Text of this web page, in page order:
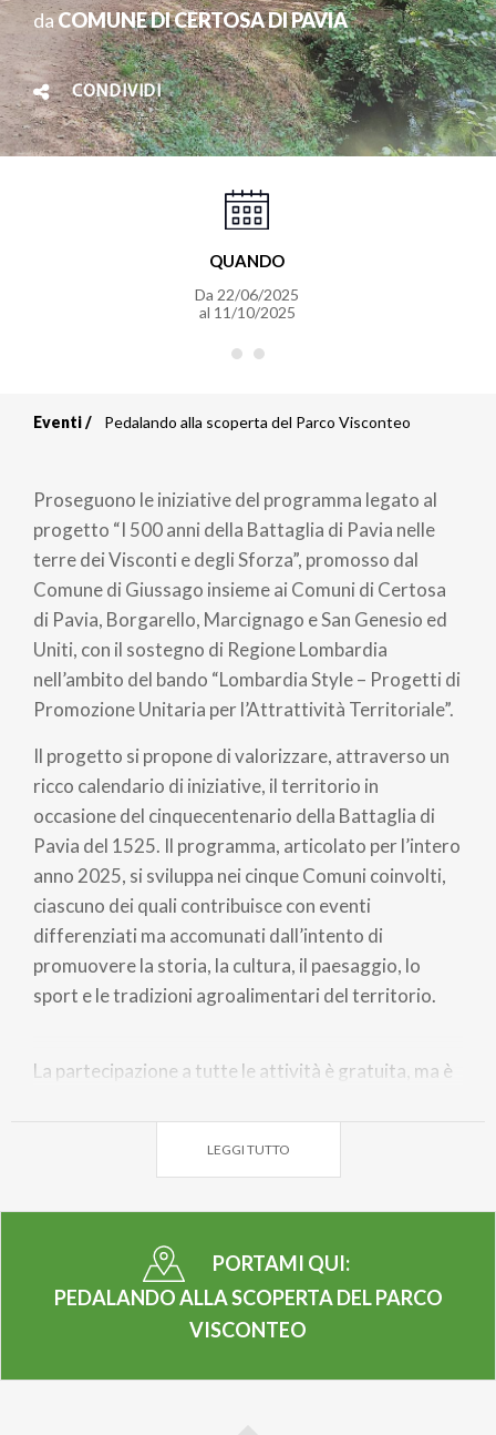
daCOMUNE DI CERTOSA DI PAVIA
CONDIVIDI
QUANDO
Da 22/06/2025
al 11/10/2025
di
pane
Eventi Pedalando alla scoperta del Parco Visconteo
Proseguono le iniziative del programma legato al
progetto “I 500 anni della Battaglia di Pavia nelle
terre dei Visconti e degli Sforza”, promosso dal
Comune di Giussago insieme ai Comuni di Certosa
di Pavia, Borgarello, Marcignago e San Genesio ed
Uniti, con il sostegno di Regione Lombardia
nell’ambito del bando “Lombardia Style – Progetti di
Promozione Unitaria per l’Attrattività Territoriale”.
Il progetto si propone di valorizzare, attraverso un
ricco calendario di iniziative, il territorio in
occasione del cinquecentenario della Battaglia di
Pavia del 1525. Il programma, articolato per l’intero
anno 2025, si sviluppa nei cinque Comuni coinvolti,
ciascuno dei quali contribuisce con eventi
differenziati ma accomunati dall’intento di
promuovere la storia, la cultura, il paesaggio, lo
sport e le tradizioni agroalimentari del territorio.
La partecipazione a tutte le attività è gratuita, ma è
Domenica 22 giugno alle ore 17 sarà la volta del
primo appuntamento per il Comune di San Genesio
naturalistico in bicicletta nei luoghi legati alla
Battaglia di Pavia. L’itinerario si svilupperà
attraverso tappe significative del territorio, a
che collega Pavia a San Genesio, passando per Ca’
LEGGI TUTTO
PORTAMI QUI:
PEDALANDO ALLA SCOPERTA DEL PARCO
VISCONTEO